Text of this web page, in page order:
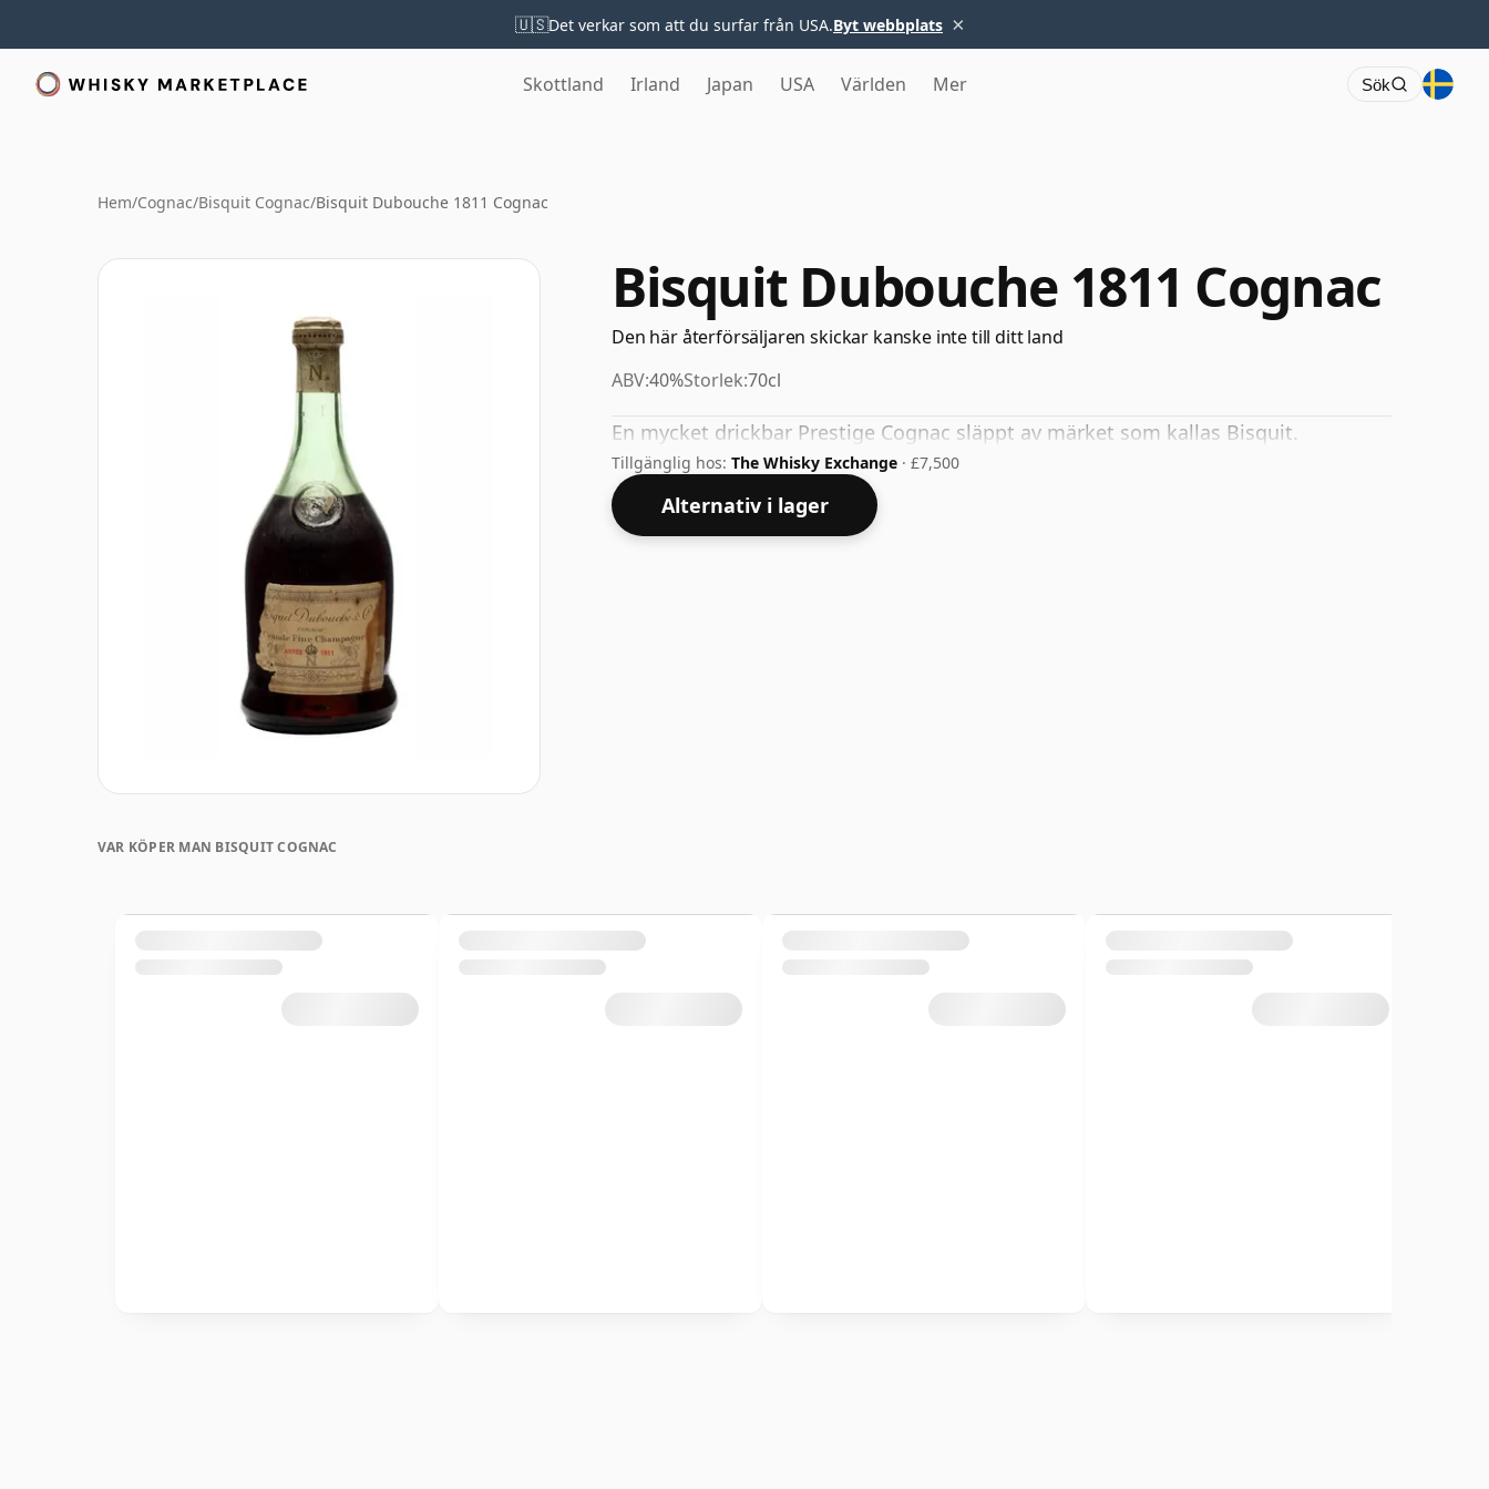
🇺🇸Det verkar som att du surfar från USA.Byt webbplats ×
Skottland Irland Japan USA Världen Mer Sök
Hem/Cognac/Bisquit Cognac/Bisquit Dubouche 1811 Cognac
Bisquit Dubouche 1811 Cognac
Den här återförsäljaren skickar kanske inte till ditt land
ABV:40%Storlek:70cl
En mycket drickbar Prestige Cognac släppt av märket som kallas Bisquit.
Tillgänglig hos: The Whisky Exchange · £7,500
Alternativ i lager
VAR KÖPER MAN BISQUIT COGNAC